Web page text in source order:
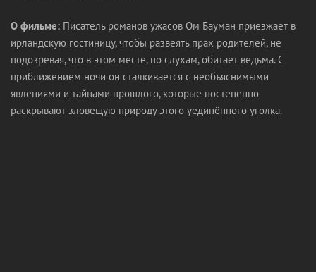
О фильме: Писатель романов ужасов Ом Бауман приезжает в
ирландскую гостиницу, чтобы развеять прах родителей, не
подозревая, что в этом месте, по слухам, обитает ведьма. С
приближением ночи он сталкивается с необъяснимыми
явлениями и тайнами прошлого, которые постепенно
раскрывают зловещую природу этого уединённого уголка.